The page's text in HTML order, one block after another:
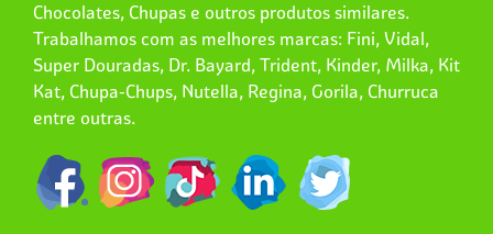
Chocolates, Chupas e outros produtos similares.
Trabalhamos com as melhores marcas: Fini, Vidal,
Super Douradas, Dr. Bayard, Trident, Kinder, Milka, Kit
Kat, Chupa-Chups, Nutella, Regina, Gorila, Churruca
entre outras.